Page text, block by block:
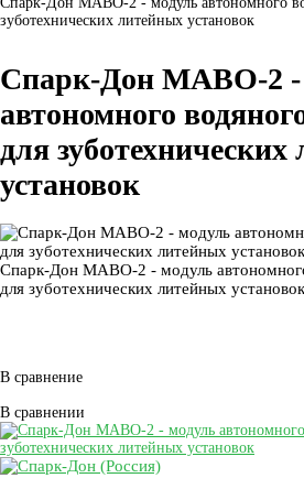
зуботехнических литейных установок
Спарк-Дон МАВО-2 -
автономного
для
установок
Спарк-Дон МАВО-2 - модуль
для зуботехнических литейных установок
В сравнение
В сравнении